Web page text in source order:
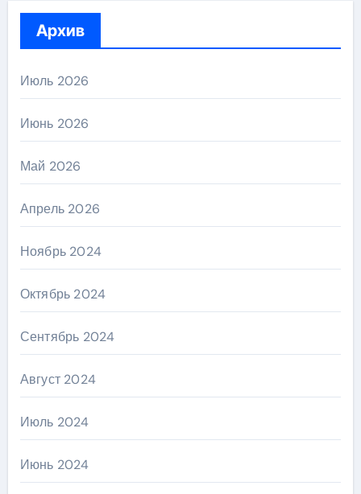
Архив
Июль 2026
Июнь 2026
Май 2026
Апрель 2026
Ноябрь 2024
Октябрь 2024
Сентябрь 2024
Август 2024
Июль 2024
Июнь 2024